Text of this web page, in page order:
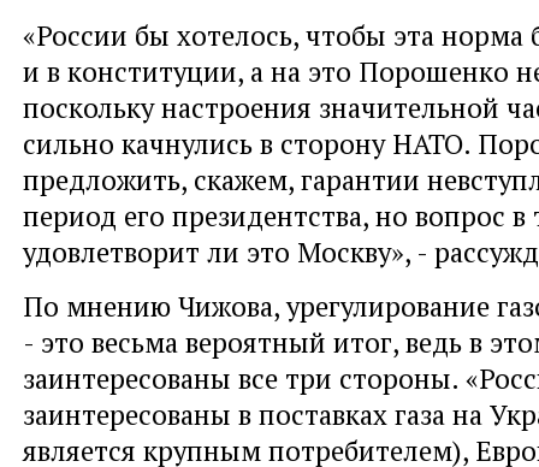
«России бы хотелось, чтобы эта норма
и в конституции, а на это Порошенко
поскольку настроения значительной
сильно качнулись в сторону НАТО.
предложить, скажем, гарантии
период его президентства, но вопрос в
удовлетворит ли это Москву», -
По мнению Чижова, урегулирование
- это весьма вероятный итог, ведь в
заинтересованы все три стороны.
заинтересованы в поставках газа на
является крупным потребителем),